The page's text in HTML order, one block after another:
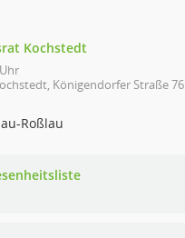
Kochstedt
Königendorfer Straße 76
Roßlau